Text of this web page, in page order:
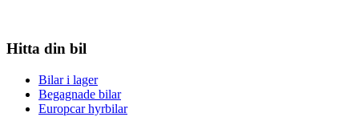
Hitta din bil
Bilar i lager
Begagnade bilar
Europcar hyrbilar